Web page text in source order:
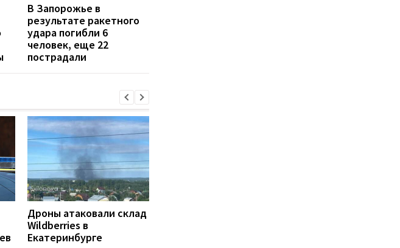
В Запорожье в
результате ракетного
удара погибли 6
человек, еще 22
пострадали
Дроны атаковали склад
Wildberries в
Екатеринбурге